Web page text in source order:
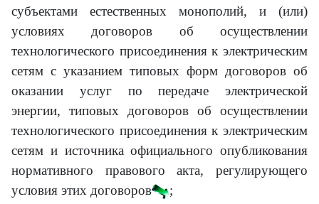
субъектами естественных монополий, и (или)
условиях договоров об осуществлении
технологического присоединения к электрическим
сетям с указанием типовых форм договоров об
оказании услуг по передаче электрической
энергии, типовых договоров об осуществлении
технологического присоединения к электрическим
сетям и источника официального опубликования
нормативного правового акта, регулирующего
условия этих договоров
;